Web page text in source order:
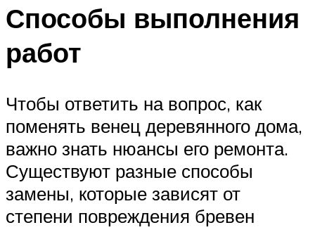
Способы выполнения
работ
Чтобы ответить на вопрос, как
поменять венец деревянного дома,
важно знать нюансы его ремонта.
Существуют разные способы
замены, которые зависят от
степени повреждения бревен